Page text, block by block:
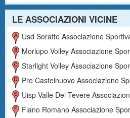
LE ASSOCIAZIONI VICINE
Usd Soratte Associazione
Morlupo Volley Associazione
Starlight Volley Associazione
Pro Castelnuovo Associazione
Uisp Valle Del Tevere
Fiano Romano Associazione